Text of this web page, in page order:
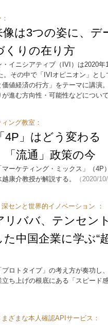
像は3つの姿に、デ
くりの在り方
イニシアティブ（IVI）は2020
。その中で「IVIオピニオン」と
値経済の行方」をテーマに講演
進む方向性・可能性などについ
ング教室：
4P」はどう変わ
流通」政策の今
ーケティング・ミックス」（4P
康介教授が解説する。
（2020/
センと世界的イノベーション ：
リババ、テンセ
た中国企業に学ぶ“
ロトタイプ」の考え方が奏功し
ち上げの根底にある「スピード
ざまな本人確認APIサービス：